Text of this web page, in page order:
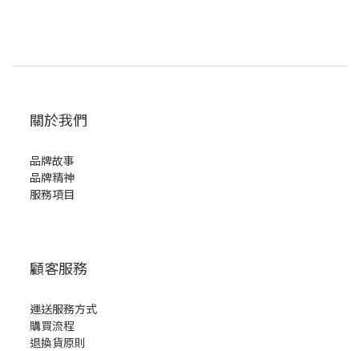
關於我們
品牌故事
品牌精神
服務項目
顧客服務
運送服務方式
購買流程
退換貨原則